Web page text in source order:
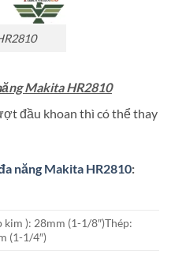
Makita HR2810
đầu khoan thì có thể thay
năng Makita HR2810:
): 28mm (1-1/8″)Thép:
(1-1/4″)